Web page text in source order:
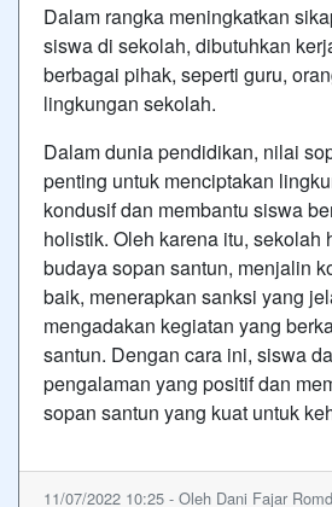
Dalam rangka meningkatkan
siswa di sekolah, dibutuhkan
berbagai pihak, seperti guru,
lingkungan sekolah.
Dalam dunia pendidikan, nilai
penting untuk menciptakan
kondusif dan membantu siswa
holistik. Oleh karena itu, sekolah
budaya sopan santun, menjalin
baik, menerapkan sanksi yang
mengadakan kegiatan yang
santun. Dengan cara ini, siswa
pengalaman yang positif dan
sopan santun yang kuat untuk
11/07/2022 10:25 - Oleh Dani Fajar